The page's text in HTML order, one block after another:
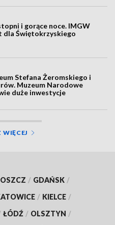
i gorące noce. IMGW
dla Świętokrzyskiego
Stefana Żeromskiego i
Muzeum Narodowe
duże inwestycje
/ GDAŃSK /
/ KIELCE /
ŁÓDŹ / OLSZTYN /